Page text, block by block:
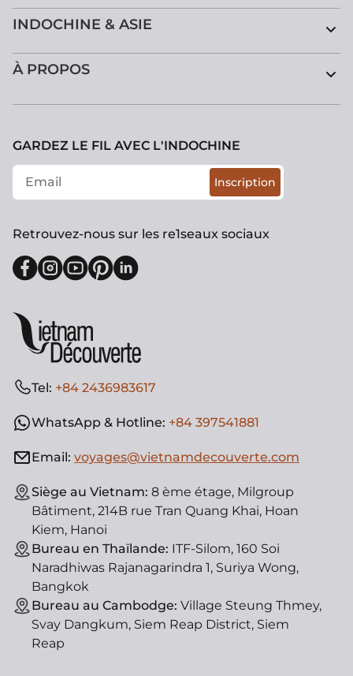
INDOCHINE & ASIE
À PROPOS
Tel: +84 2436983617
WhatsApp & Hotline: +84 397541881
Email: voyages@vietnamdecouverte.com
Siège au Vietnam: 8 ème étage, Milgroup
Bâtiment, 214B rue Tran Quang Khai, Hoan
Kiem, Hanoi
Bureau en Thaïlande: ITF-Silom, 160 Soi
Naradhiwas Rajanagarindra 1, Suriya Wong,
Bangkok
Bureau au Cambodge: Village Steung Thmey,
Svay Dangkum, Siem Reap District, Siem
Reap
GARDEZ LE FIL AVEC L'INDOCHINE
Inscription
Retrouvez-nous sur les re1seaux sociaux